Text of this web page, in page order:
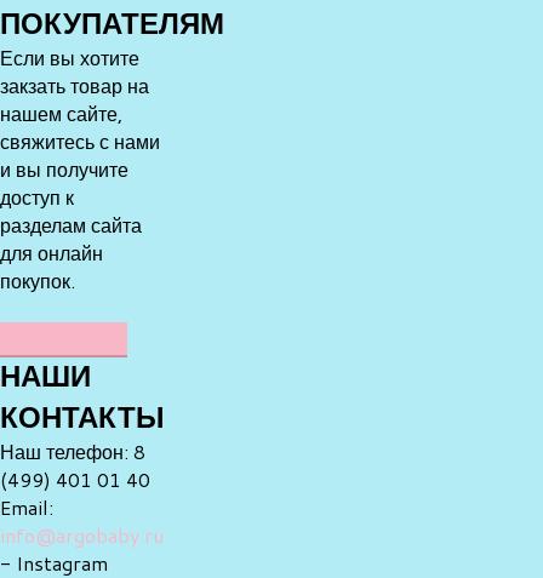
ПОКУПАТЕЛЯМ
Если вы хотите
закзать товар на
нашем сайте,
свяжитесь с нами
и вы получите
доступ к
разделам сайта
для онлайн
покупок.
НАШИ
КОНТАКТЫ
Наш телефон: 8
(499) 401 01 40
Email:
info@argobaby.ru
- Instagram